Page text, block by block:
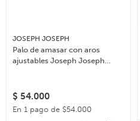
JOSEPH JOSEPH
Palo de amasar con aros
ajustables Joseph Joseph
$ 54.000
En 1 pago de $54.000